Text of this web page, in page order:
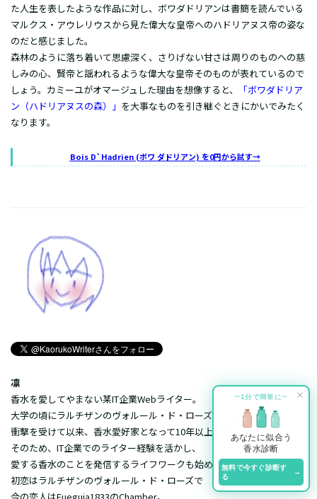
た人生を表したような作品に対し、ボワダドリアンは書簡を読んでいる
マルクス・アウレリウスから見た偉大な皇帝へのハドリアヌス帝の姿な
のだと感じました。
森林のように落ち着いて思慮深く、さりげない甘さは周りのものへの慈
しみの心、賢帝と謡われるような偉大な皇帝そのものが表れているので
しょう。カミーユがオマージュした理由を想像すると、
「ボワダドリア
ン（ハドリアヌスの森）」 を大事なものを引き継ぐときにかいでみたく
なります。
Bois D`Hadrien (ボワ ダドリアン) を0円から試す→
凛
香水を愛してやまない某IT企業Webライター。
大学の頃にラルチザンのヴォルール・ド・ローズに出会い
衝撃を受けて以来、香水愛好家となって10年以上を経る。
そのため、IT企業でのライター経験を活かし、
愛する香水のことを発信するライフワークも始める。
初恋はラルチザンのヴォルール・ド・ローズで
〜 1分で簡単に〜
あなたに似合う
香水診断
無料で今すぐ診断す
る
→